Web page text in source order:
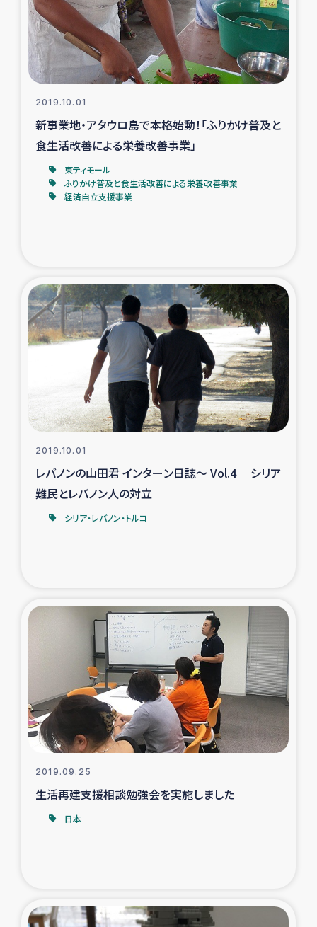
漁民によるマングローブ植林活動
レバノンでのシリア難民への食糧・越冬支援
レバノンでのシリア難民への教育支援事業
レバノンでのシリア難民・レバノン人への農業支援
石巻市街地在宅被災者支援
復興応援隊の活動
仮設住宅生活支援・農業復興支援
漁業復興支援
インターン・ボランティア日誌
経済自立支援事業
ガザ地区での公園の緑化を通じた支援事業
ガザ地区における被災住民への緊急支援
ガザ地区酪農を通した女性グループの生計支援
ふりかけ普及と食生活改善による栄養改善事業
食べる
2019.10.01
新事業地・アタウロ島で本格始動！「ふりかけ普及と
食生活改善による栄養改善事業」
東ティモール
ふりかけ普及と食生活改善による栄養改善事業
経済自立支援事業
2019.10.01
レバノンの山田君 インターン日誌～ Vol.4 シリア
難民とレバノン人の対立
シリア・レバノン・トルコ
2019.09.25
生活再建支援相談勉強会を実施しました
日本